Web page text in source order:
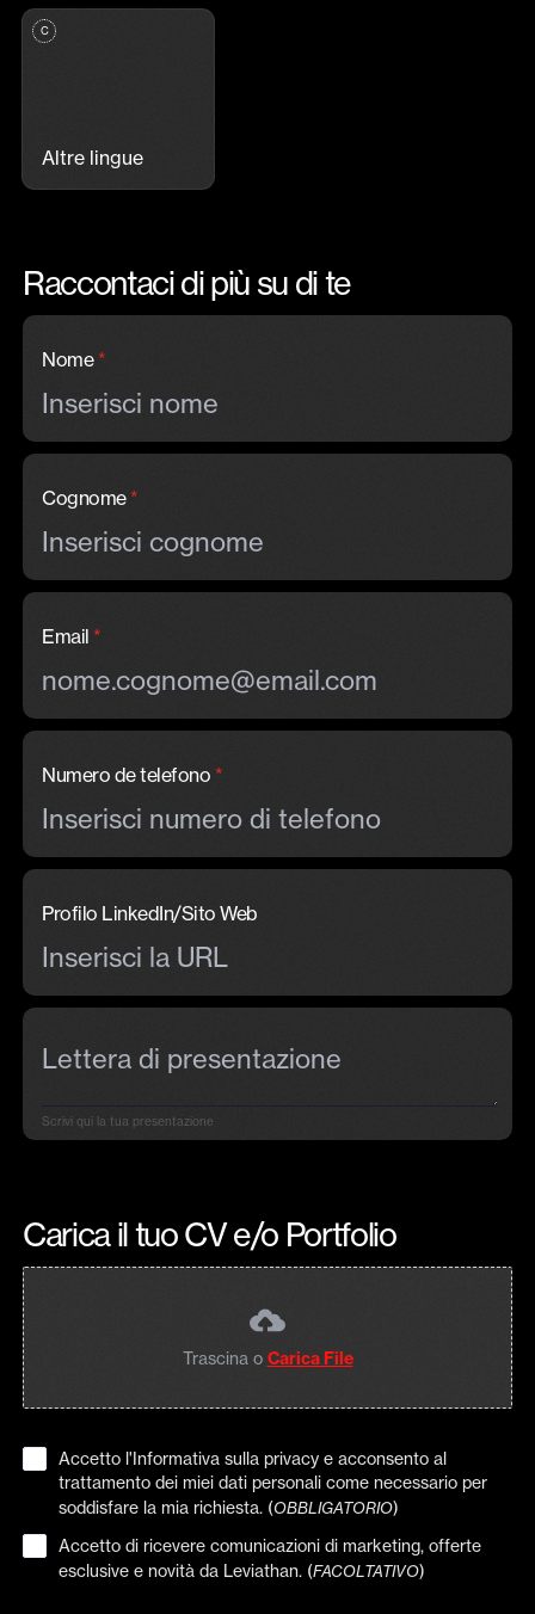
Altre lingue
Raccontaci di più su di te
Nome *
Cognome *
Email *
Numero de telefono *
Profilo LinkedIn/Sito Web
Scrivi qui la tua presentazione
Carica il tuo CV e/o Portfolio
Trascina o Carica File
Accetto l'Informativa sulla privacy e acconsento al
trattamento dei miei dati personali come necessario per
soddisfare la mia richiesta. (OBBLIGATORIO)
Accetto di ricevere comunicazioni di marketing, offerte
esclusive e novità da Leviathan. (FACOLTATIVO)